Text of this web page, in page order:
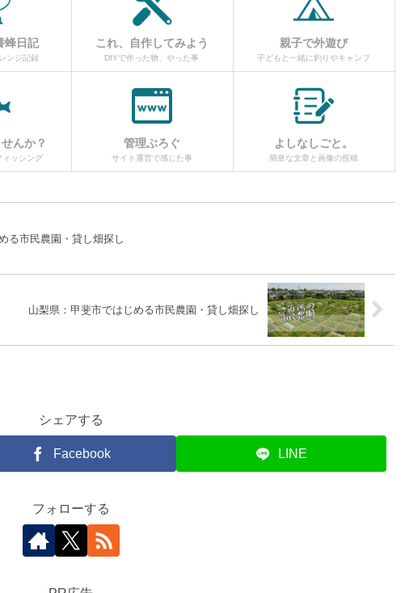
蜂日記
ンジ記録
これ、自作してみよう
DIYで作った物、やった事
親子で外遊び
子どもと一緒に釣りやキャンプ
んか？
ィッシング
管理ぶろぐ
サイト運営で感じた事
よしなしごと。
簡単な文章と画像の投稿
る市民農園・貸し畑探し
山梨県：甲斐市ではじめる市民農園・貸し畑探し
シェアする
Facebook LINE
フォローする